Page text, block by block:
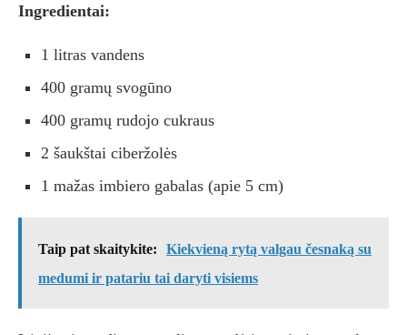
Ingredientai:
1 litras vandens
400 gramų svogūno
400 gramų rudojo cukraus
2 šaukštai ciberžolės
1 mažas imbiero gabalas (apie 5 cm)
Taip pat skaitykite:
Kiekvieną rytą valgau česnaką su
medumi ir patariu tai daryti visiems